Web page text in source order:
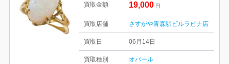
買取金額 19,000 円
買取店舗 さすがや青森駅ビルラビナ店
買取日 06月14日
買取種別 オパール